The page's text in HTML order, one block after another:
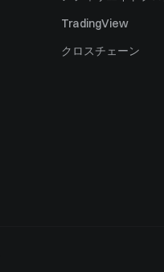
TradingView
クロスチェーン